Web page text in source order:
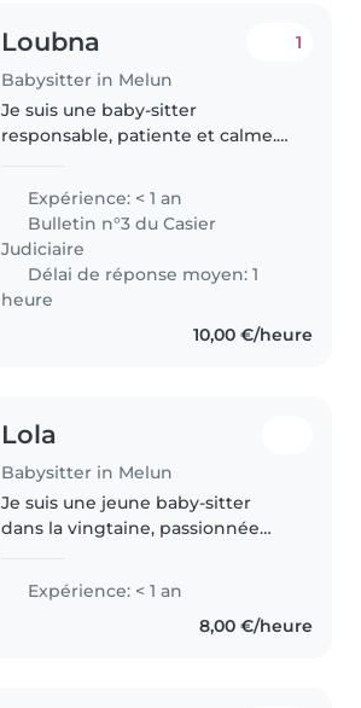
Loubna
Babysitter in Melun
1
Je suis une baby-sitter
responsable, patiente et calme.
donc j’ai de l'expérience de
garde d'enfants, je suis
passionnée par le travail auprès
des jeunes..
Expérience: < 1 an
Bulletin n°3 du Casier
Judiciaire
Délai de réponse moyen: 1
heure
10,00 €/heure
Lola
Babysitter in Melun
Je suis une jeune baby-sitter
dans la vingtaine, passionnée
Bien que je n'aie pas encore
d'expérience officielle, j'ai eu
l'occasion de garder des..
Expérience: < 1 an
8,00 €/heure